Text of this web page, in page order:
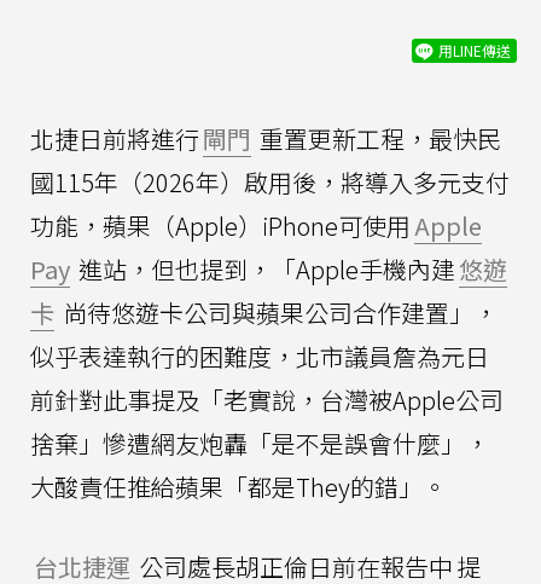
用LINE傳送
北捷日前將進行閘門 重置更新工程，最快民
國115年（2026年）啟用後，將導入多元支付
功能，蘋果（Apple）iPhone可使用Apple
Pay 進站，但也提到，「Apple手機內建悠遊
卡 尚待悠遊卡公司與蘋果公司合作建置」，
似乎表達執行的困難度，北市議員詹為元日
前針對此事提及「老實說，台灣被Apple公司
捨棄」慘遭網友炮轟「是不是誤會什麼」，
大酸責任推給蘋果「都是They的錯」。
台北捷運 公司處長胡正倫日前在報告中提